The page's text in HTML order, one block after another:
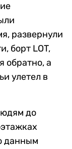
развернули
борт LOT,
обратно, а
улетел в
до
данным